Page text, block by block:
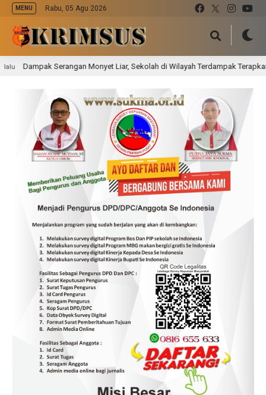
MENU Rabu, 05 Agu 2026
Monyet Liar, Sekolah di Wilayah Terdampak Terapkan Pembelajaran